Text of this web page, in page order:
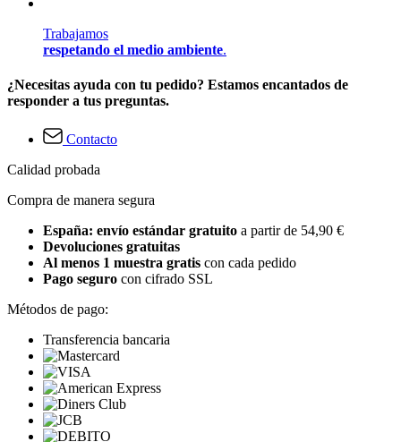
Trabajamos
respetando el medio ambiente.
¿Necesitas ayuda con tu pedido? Estamos encantados de
responder a tus preguntas.
Contacto
Calidad probada
Compra de manera segura
España: envío estándar gratuito a partir de 54,90 €
Devoluciones gratuitas
Al menos 1 muestra gratis con cada pedido
Pago seguro con cifrado SSL
Métodos de pago:
Transferencia bancaria